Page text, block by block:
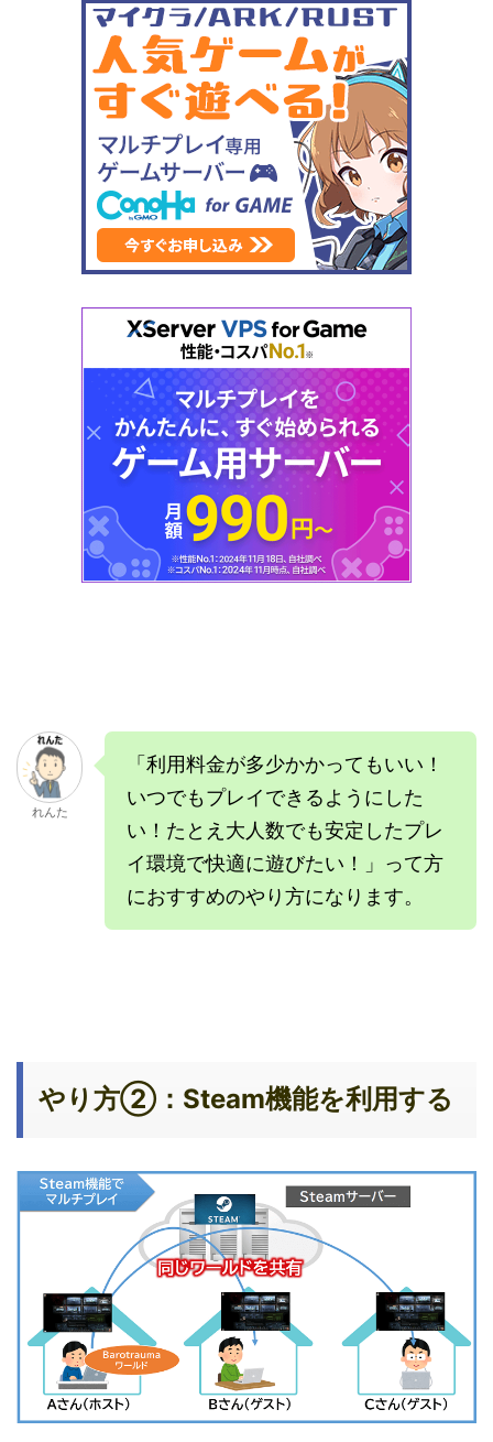
れんた
「利用料金が多少かかってもいい！
いつでもプレイできるようにした
い！たとえ大人数でも安定したプレ
イ環境で快適に遊びたい！」って方
におすすめのやり方になります。
やり方②：Steam機能を利用する